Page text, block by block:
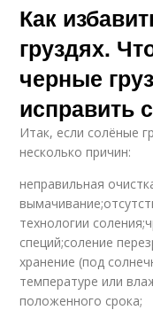
Как
груздях.
черные
исправить
Итак, если солёные
несколько причин:
неправильная
технологии
специй;соление
хранение (под
температуре или
положенного срока;